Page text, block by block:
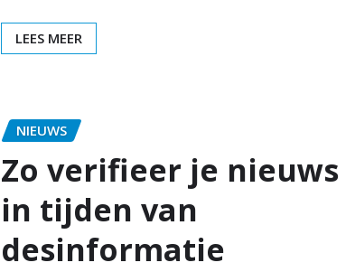
LEES MEER
NIEUWS
Zo verifieer je nieuws
in tijden van
desinformatie